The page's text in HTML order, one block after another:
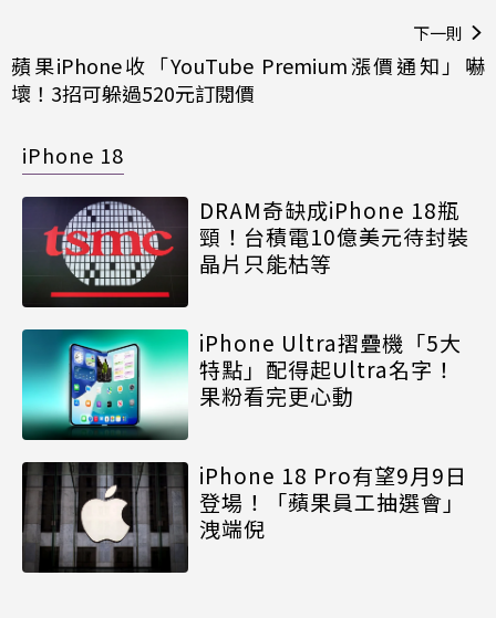
下一則
蘋果iPhone收「YouTube Premium漲價通知」嚇
壞！3招可躲過520元訂閱價
iPhone 18
DRAM奇缺成iPhone 18瓶
頸！台積電10億美元待封裝
晶片只能枯等
iPhone Ultra摺疊機「5大
特點」配得起Ultra名字！
果粉看完更心動
iPhone 18 Pro有望9月9日
登場！「蘋果員工抽選會」
洩端倪